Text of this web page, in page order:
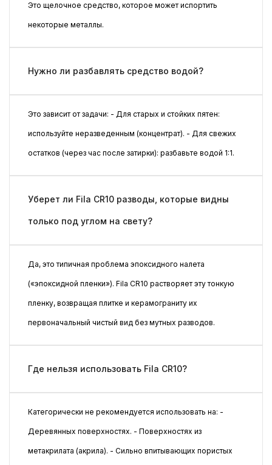
Это щелочное средство, которое может испортить
некоторые металлы.
Нужно ли разбавлять средство водой?
Это зависит от задачи: - Для старых и стойких пятен:
используйте неразведенным (концентрат). - Для свежих
остатков (через час после затирки): разбавьте водой 1:1.
Уберет ли Fila CR10 разводы, которые видны
только под углом на свету?
Да, это типичная проблема эпоксидного налета
(«эпоксидной пленки»). Fila CR10 растворяет эту тонкую
пленку, возвращая плитке и керамограниту их
первоначальный чистый вид без мутных разводов.
Где нельзя использовать Fila CR10?
Категорически не рекомендуется использовать на: -
Деревянных поверхностях. - Поверхностях из
метакрилата (акрила). - Сильно впитывающих пористых